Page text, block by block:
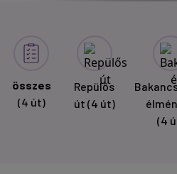
összes
(4 út)
Repülős
út (4 út)
(4